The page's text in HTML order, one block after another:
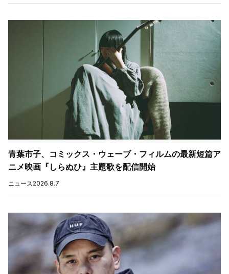
青葉市子、コミックス・ウェーブ・フィルムの最新短篇ア
ニメ映画『しらぬひ』主題歌を配信開始
ニュース2026.8.7